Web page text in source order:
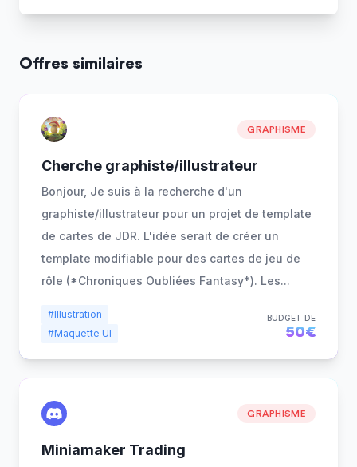
Offres similaires
GRAPHISME
Cherche graphiste/illustrateur
Bonjour, Je suis à la recherche d'un
graphiste/illustrateur pour un projet de template
de cartes de JDR. L'idée serait de créer un
template modifiable pour des cartes de jeu de
rôle (*Chroniques Oubliées Fantasy*). Les...
#Illustration
#Maquette UI
BUDGET DE
50€
GRAPHISME
Miniamaker Trading